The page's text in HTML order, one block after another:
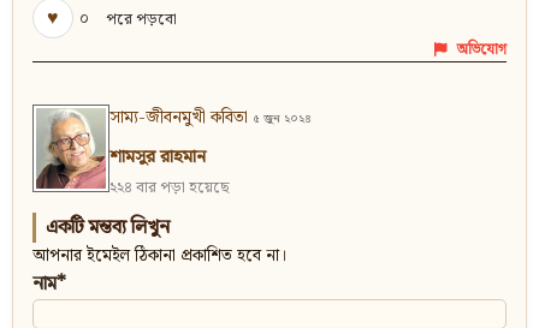
♥
০ পরে পড়বো
অভিযোগ
সাম্য-জীবনমুখী কবিতা ৫ জুন ২০২৪
শামসুর রাহমান
২২৪ বার পড়া হয়েছে
একটি মন্তব্য লিখুন
আপনার ইমেইল ঠিকানা প্রকাশিত হবে না।
নাম*